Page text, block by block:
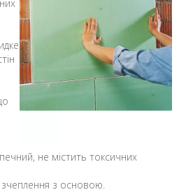
не містить токсичних
з основою.